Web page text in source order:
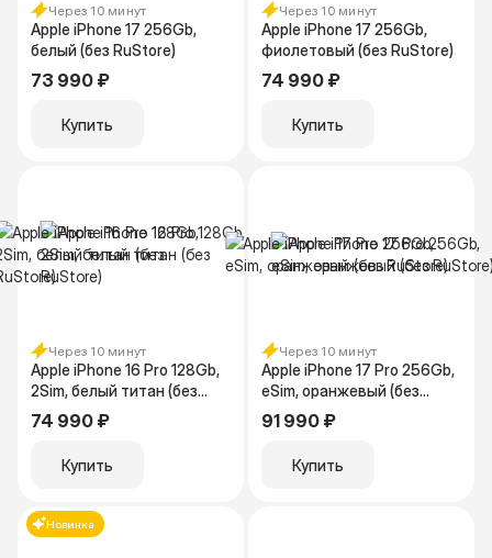
Через 10 минут
Apple iPhone 17 256Gb,
белый (без RuStore)
73 990 ₽
Купить
Через 10 минут
Apple iPhone 17 256Gb,
фиолетовый (без RuStore)
74 990 ₽
Купить
Через 10 минут
Apple iPhone 16 Pro 128Gb,
2Sim, белый титан (без
RuStore)
74 990 ₽
Купить
Через 10 минут
Apple iPhone 17 Pro 256Gb,
eSim, оранжевый (без
RuStore)
91 990 ₽
Купить
Новинка